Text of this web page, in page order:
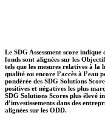
Le SDG Assessment score
fonds sont alignées sur les
tels que les mesures relatives à
qualité ou encore l’accès à l’eau
pondérée des SDG Solutions
positives et négatives les plus
SDG Solutions Scores plus élevé
d’investissements dans des
alignées sur les ODD.